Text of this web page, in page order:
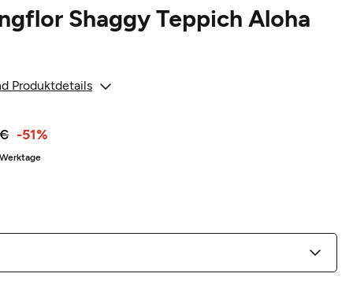
Shaggy Teppich Aloha
Produktdetails
-51%